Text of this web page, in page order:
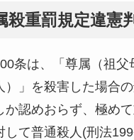
殺重罰規定違憲
条は、「尊属（祖父
）」を殺害した場合
か認めおらず、極め
して普通殺人(刑法